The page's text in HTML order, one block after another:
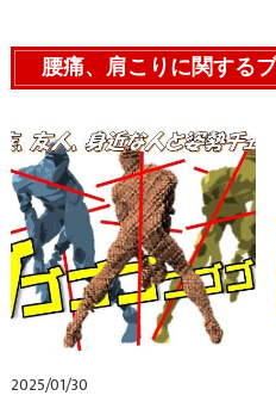
腰痛、肩こりに関する
2025/01/30